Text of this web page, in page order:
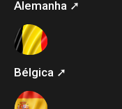
Alemanha ➚
Bélgica ➚